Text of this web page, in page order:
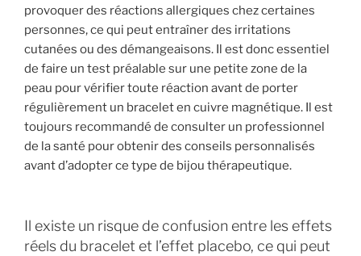
provoquer des réactions allergiques chez certaines
personnes, ce qui peut entraîner des irritations
cutanées ou des démangeaisons. Il est donc essentiel
de faire un test préalable sur une petite zone de la
peau pour vérifier toute réaction avant de porter
régulièrement un bracelet en cuivre magnétique. Il est
toujours recommandé de consulter un professionnel
de la santé pour obtenir des conseils personnalisés
avant d’adopter ce type de bijou thérapeutique.
Il existe un risque de confusion entre les effets
réels du bracelet et l’effet placebo, ce qui peut